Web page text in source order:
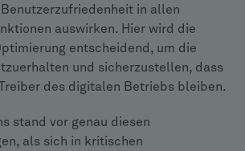
in allen
auswirken. Hier wird die
entscheidend, um die
und sicherzustellen, dass
des digitalen Betriebs bleiben.
stand vor genau diesen
als sich in kritischen